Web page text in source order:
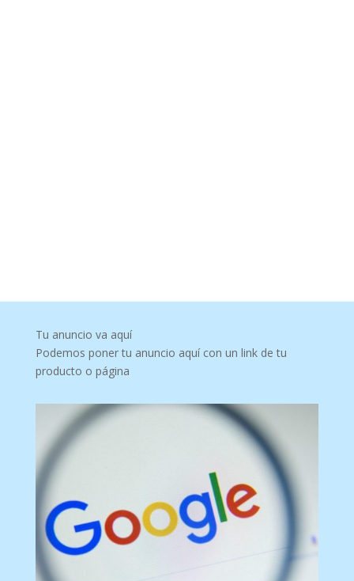
Tu anuncio va aquí
Podemos poner tu anuncio aquí con un link de tu
producto o página